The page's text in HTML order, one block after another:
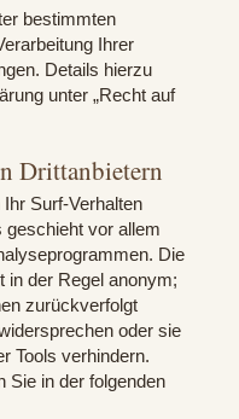
bestimmten
Ihrer
Details hierzu
unter „Recht auf
Drittanbietern
Surf-Verhalten
vor allem
Die
in der Regel anonym;
zurückverfolgt
oder sie
Tools verhindern.
Sie in der folgenden